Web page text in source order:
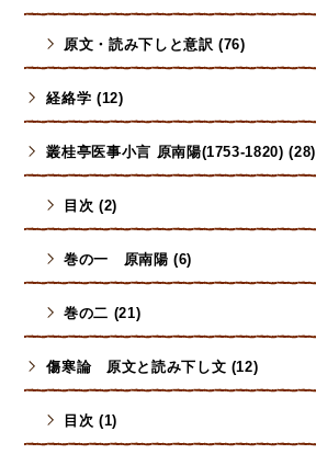
原文・読み下しと意訳 (76)
経絡学 (12)
叢桂亭医事小言 原南陽(1753-1820) (28)
目次 (2)
巻の一 原南陽 (6)
巻の二 (21)
傷寒論 原文と読み下し文 (12)
目次 (1)